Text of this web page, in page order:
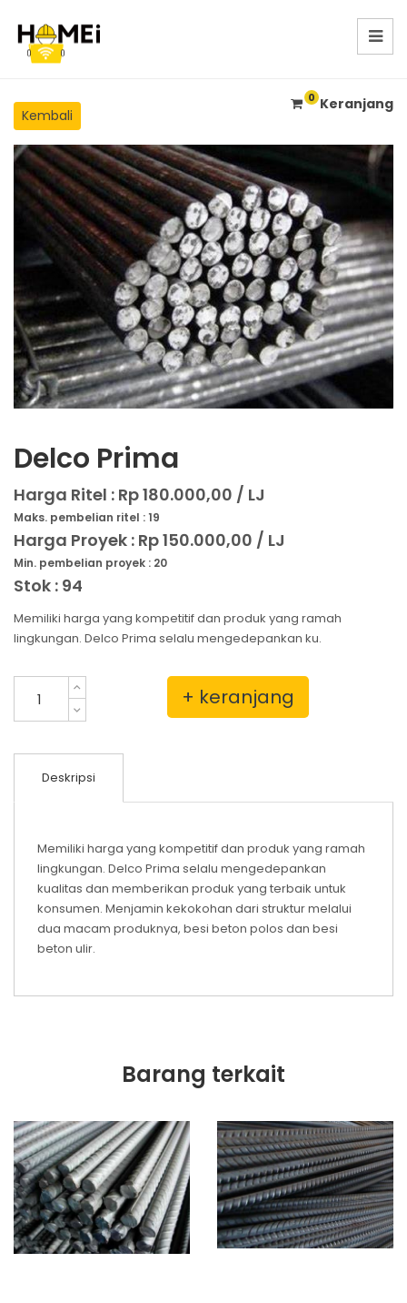
Kembali
0 Keranjang
Delco Prima
Harga Ritel : Rp 180.000,00 / LJ
Maks. pembelian ritel : 19
Harga Proyek : Rp 150.000,00 / LJ
Min. pembelian proyek : 20
Stok : 94
Memiliki harga yang kompetitif dan produk yang ramah
lingkungan. Delco Prima selalu mengedepankan ku.
+ keranjang
Deskripsi
Memiliki harga yang kompetitif dan produk yang ramah
lingkungan. Delco Prima selalu mengedepankan
kualitas dan memberikan produk yang terbaik untuk
konsumen. Menjamin kekokohan dari struktur melalui
dua macam produknya, besi beton polos dan besi
beton ulir.
Barang terkait